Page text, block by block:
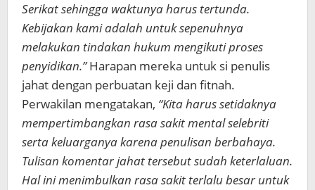
Serikat sehingga waktunya harus tertunda.
Kebijakan kami adalah untuk sepenuhnya
melakukan tindakan hukum mengikuti proses
penyidikan.”Harapan mereka untuk si penulis
jahat dengan perbuatan keji dan fitnah.
Perwakilan mengatakan, “Kita harus setidaknya
mempertimbangkan rasa sakit mental selebriti
serta keluarganya karena penulisan berbahaya.
Tulisan komentar jahat tersebut sudah keterlaluan.
Hal ini menimbulkan rasa sakit terlalu besar untuk